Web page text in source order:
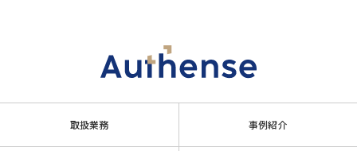
取扱業務 事例紹介